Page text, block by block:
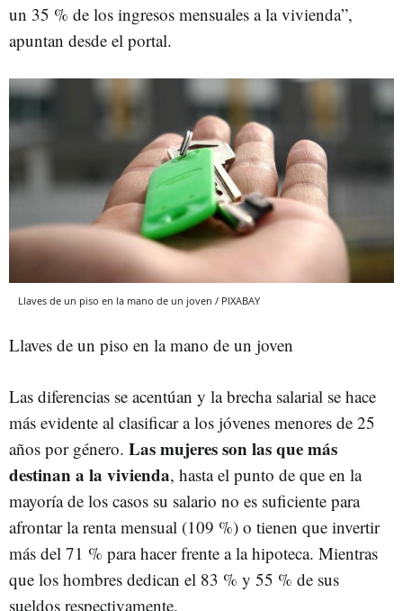
un 35 % de los ingresos mensuales a la vivienda”,
apuntan desde el portal.
Llaves de un piso en la mano de un joven / PIXABAY
Llaves de un piso en la mano de un joven
Las diferencias se acentúan y la brecha salarial se hace
más evidente al clasificar a los jóvenes menores de 25
años por género. Las mujeres son las que más
destinan a la vivienda, hasta el punto de que en la
mayoría de los casos su salario no es suficiente para
afrontar la renta mensual (109 %) o tienen que invertir
más del 71 % para hacer frente a la hipoteca. Mientras
que los hombres dedican el 83 % y 55 % de sus
sueldos respectivamente.